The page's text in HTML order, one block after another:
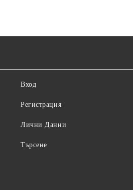
Вход
Регистрация
Лични Данни
Търсене